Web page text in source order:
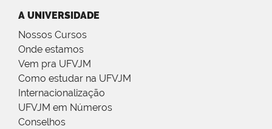
A UNIVERSIDADE
Nossos Cursos
Onde estamos
Vem pra UFVJM
Como estudar na UFVJM
Internacionalização
UFVJM em Números
Conselhos